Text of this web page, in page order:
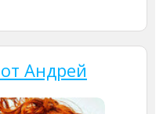
Андрей